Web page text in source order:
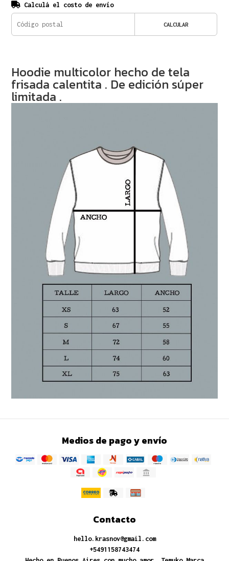
Calculá el costo de envío
CALCULAR
Hoodie multicolor hecho de tela
frisada calentita . De edición súper
limitada .
Medios de pago y envío
Contacto
hello.krasnov@gmail.com
+5491158743474